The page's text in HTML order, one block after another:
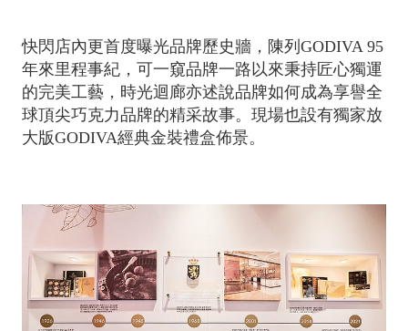
快閃店內更首度曝光品牌歷史牆，陳列GODIVA 95
年來里程事紀，可一窺品牌一路以來秉持匠心獨運
的完美工藝，時光迴廊亦述說品牌如何成為享譽全
球頂尖巧克力品牌的精采故事。現場也設有獨家放
大版GODIVA經典金裝禮盒佈景。